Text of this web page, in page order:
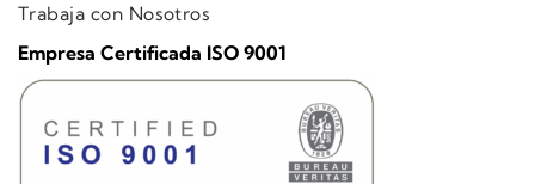
Trabaja con Nosotros
Empresa Certificada ISO 9001